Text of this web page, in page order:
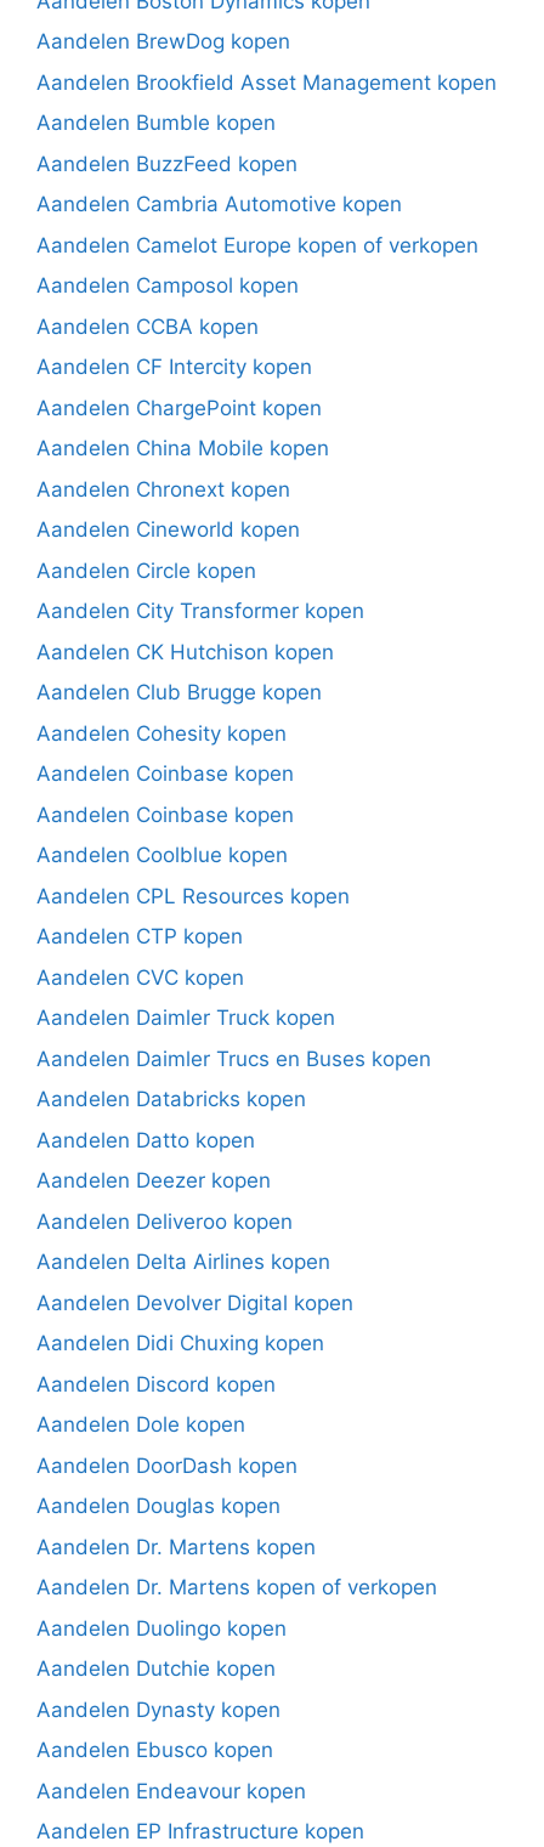
Aandelen BrewDog kopen
Aandelen Brookfield Asset Management kopen
Aandelen Bumble kopen
Aandelen BuzzFeed kopen
Aandelen Cambria Automotive kopen
Aandelen Camelot Europe kopen of verkopen
Aandelen Camposol kopen
Aandelen CCBA kopen
Aandelen CF Intercity kopen
Aandelen ChargePoint kopen
Aandelen China Mobile kopen
Aandelen Chronext kopen
Aandelen Cineworld kopen
Aandelen Circle kopen
Aandelen City Transformer kopen
Aandelen CK Hutchison kopen
Aandelen Club Brugge kopen
Aandelen Cohesity kopen
Aandelen Coinbase kopen
Aandelen Coinbase kopen
Aandelen Coolblue kopen
Aandelen CPL Resources kopen
Aandelen CTP kopen
Aandelen CVC kopen
Aandelen Daimler Truck kopen
Aandelen Daimler Trucs en Buses kopen
Aandelen Databricks kopen
Aandelen Datto kopen
Aandelen Deezer kopen
Aandelen Deliveroo kopen
Aandelen Delta Airlines kopen
Aandelen Devolver Digital kopen
Aandelen Didi Chuxing kopen
Aandelen Discord kopen
Aandelen Dole kopen
Aandelen DoorDash kopen
Aandelen Douglas kopen
Aandelen Dr. Martens kopen
Aandelen Dr. Martens kopen of verkopen
Aandelen Duolingo kopen
Aandelen Dutchie kopen
Aandelen Dynasty kopen
Aandelen Ebusco kopen
Aandelen Endeavour kopen
Aandelen EP Infrastructure kopen